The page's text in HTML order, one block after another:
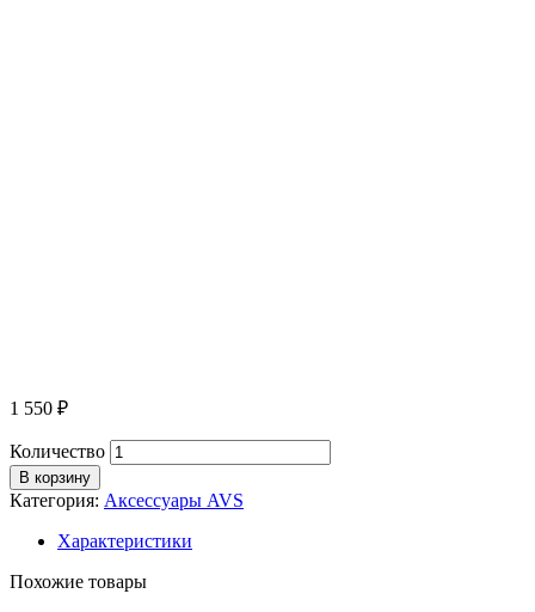
1 550 ₽
Количество
В корзину
Категория: Аксессуары AVS
Характеристики
Похожие товары